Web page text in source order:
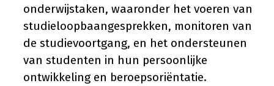
onderwijstaken, waaronder het voeren van
studieloopbaangesprekken, monitoren van
de studievoortgang, en het ondersteunen
van studenten in hun persoonlijke
ontwikkeling en beroepsoriëntatie.